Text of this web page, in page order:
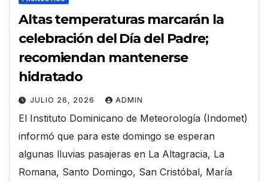
Altas temperaturas marcarán la
celebración del Día del Padre;
recomiendan mantenerse
hidratado
JULIO 26, 2026 ADMIN
El Instituto Dominicano de Meteorología (Indomet)
informó que para este domingo se esperan
algunas lluvias pasajeras en La Altagracia, La
Romana, Santo Domingo, San Cristóbal, María